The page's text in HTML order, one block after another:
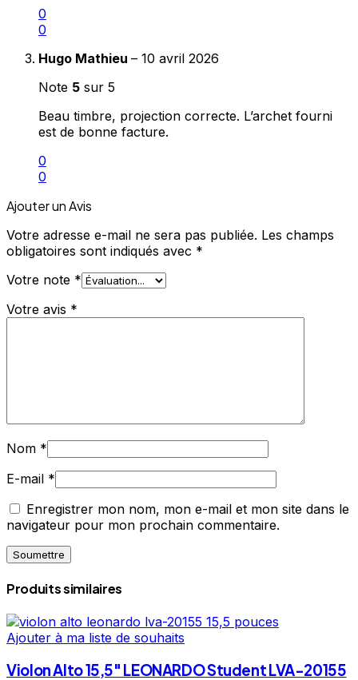
0
0
Hugo Mathieu – 10 avril 2026
Note 5 sur 5
Beau timbre, projection correcte. L’archet fourni
est de bonne facture.
0
0
Ajouter un Avis
Votre adresse e-mail ne sera pas publiée. Les champs
obligatoires sont indiqués avec *
Votre note *
Votre avis *
Nom *
E-mail *
Enregistrer mon nom, mon e-mail et mon site dans le
navigateur pour mon prochain commentaire.
Produits similaires
Ajouter à ma liste de souhaits
Violon Alto 15,5″ LEONARDO Student LVA-20155